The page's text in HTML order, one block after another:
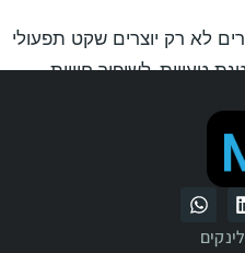
לא רק יוצרים שקט תפעולי
טעויות, לשיפור חוויית
הפעילות שלו ולבנות
לינקים